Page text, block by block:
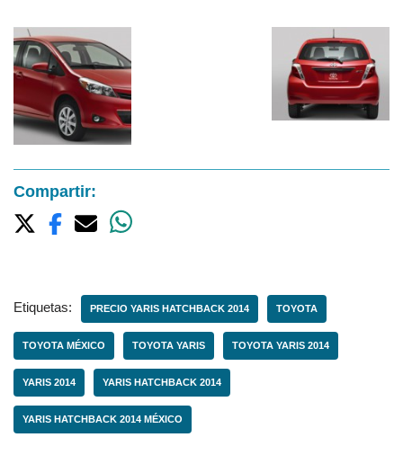
Compartir:
Etiquetas: PRECIO YARIS HATCHBACK 2014 TOYOTA
TOYOTA MÉXICO TOYOTA YARIS TOYOTA YARIS 2014
YARIS 2014 YARIS HATCHBACK 2014
YARIS HATCHBACK 2014 MÉXICO